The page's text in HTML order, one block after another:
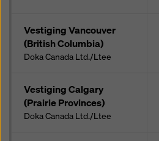
Vestiging Vancouver
(British Columbia)
Doka Canada Ltd./Ltee
Vestiging Calgary
(Prairie Provinces)
Doka Canada Ltd./Ltee